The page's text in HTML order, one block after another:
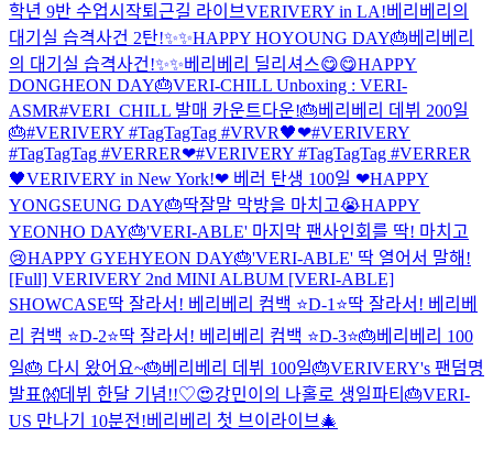
학년 9반 수업시작퇴근길 라이브VERIVERY in LA!베리베리의
대기실 습격사건 2탄!✨✨HAPPY HOYOUNG DAY🎂베리베리
의 대기실 습격사건!✨✨베리베리 딜리셔스😋😋HAPPY
DONGHEON DAY🎂VERI-CHILL Unboxing : VERI-
ASMR#VERI_CHILL 발매 카운트다운!🎂베리베리 데뷔 200일
🎂#VERIVERY #TagTagTag #VRVR🖤❤#VERIVERY
#TagTagTag #VERRER❤#VERIVERY #TagTagTag #VERRER
🖤VERIVERY in New York!❤ 베러 탄생 100일 ❤HAPPY
YONGSEUNG DAY🎂딱잘말 막방을 마치고😭HAPPY
YEONHO DAY🎂'VERI-ABLE' 마지막 팬사인회를 딱! 마치고
😢HAPPY GYEHYEON DAY🎂'VERI-ABLE' 딱 열어서 말해!
[Full] VERIVERY 2nd MINI ALBUM [VERI-ABLE]
SHOWCASE딱 잘라서! 베리베리 컴백 ⭐D-1⭐딱 잘라서! 베리베
리 컴백 ⭐D-2⭐딱 잘라서! 베리베리 컴백 ⭐D-3⭐🎂베리베리 100
일🎂 다시 왔어요~🎂베리베리 데뷔 100일🎂VERIVERY's 팬덤명
발표👐데뷔 한달 기념!!♡😍강민이의 나홀로 생일파티🎂VERI-
US 만나기 10분전!베리베리 첫 브이라이브🎄